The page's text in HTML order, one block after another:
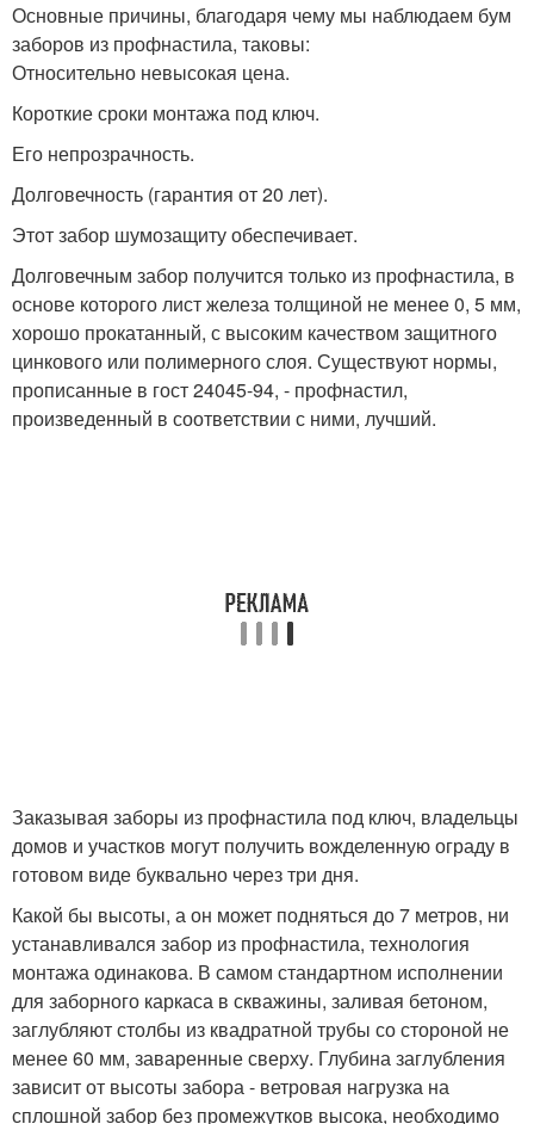
Основные причины, благодаря чему мы наблюдаем бум
заборов из профнастила, таковы:
Относительно невысокая цена.
Короткие сроки монтажа под ключ.
Его непрозрачность.
Долговечность (гарантия от 20 лет).
Этот забор шумозащиту обеспечивает.
Долговечным забор получится только из профнастила, в
основе которого лист железа толщиной не менее 0, 5 мм,
хорошо прокатанный, с высоким качеством защитного
цинкового или полимерного слоя. Существуют нормы,
прописанные в гост 24045-94, - профнастил,
произведенный в соответствии с ними, лучший.
Заказывая заборы из профнастила под ключ, владельцы
домов и участков могут получить вожделенную ограду в
готовом виде буквально через три дня.
Какой бы высоты, а он может подняться до 7 метров, ни
устанавливался забор из профнастила, технология
монтажа одинакова. В самом стандартном исполнении
для заборного каркаса в скважины, заливая бетоном,
заглубляют столбы из квадратной трубы со стороной не
менее 60 мм, заваренные сверху. Глубина заглубления
зависит от высоты забора - ветровая нагрузка на
сплошной забор без промежутков высока, необходимо